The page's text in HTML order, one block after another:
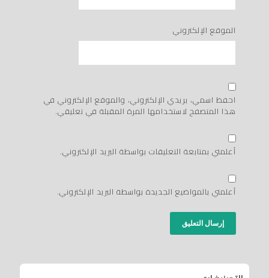
الموقع الإلكتروني
احفظ اسمي، بريدي الإلكتروني، والموقع الإلكتروني في
هذا المتصفح لاستخدامها المرة المقبلة في تعليقي.
أعلمني بمتابعة التعليقات بواسطة البريد الإلكتروني.
أعلمني بالمواضيع الجديدة بواسطة البريد الإلكتروني.